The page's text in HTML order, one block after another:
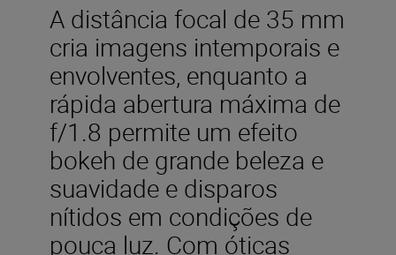
A distância focal de 35 mm
cria imagens intemporais e
envolventes, enquanto a
rápida abertura máxima de
f/1.8 permite um efeito
bokeh de grande beleza e
suavidade e disparos
nítidos em condições de
pouca luz. Com óticas